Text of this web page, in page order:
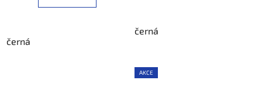
černá
černá
AKCE